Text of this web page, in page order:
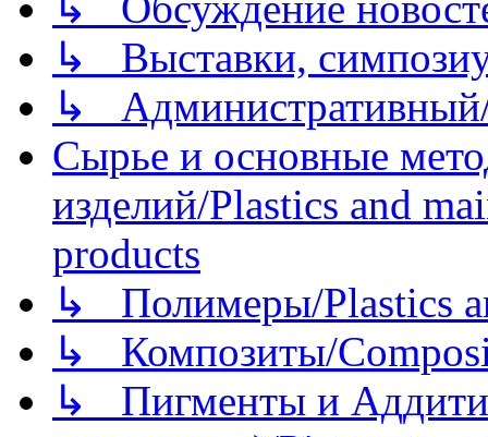
↳ Выставки,
↳
Сырье и основные
изделий/Plastics and
products
↳ Полимеры/Plastics
↳ Композиты/
↳ Пигменты и